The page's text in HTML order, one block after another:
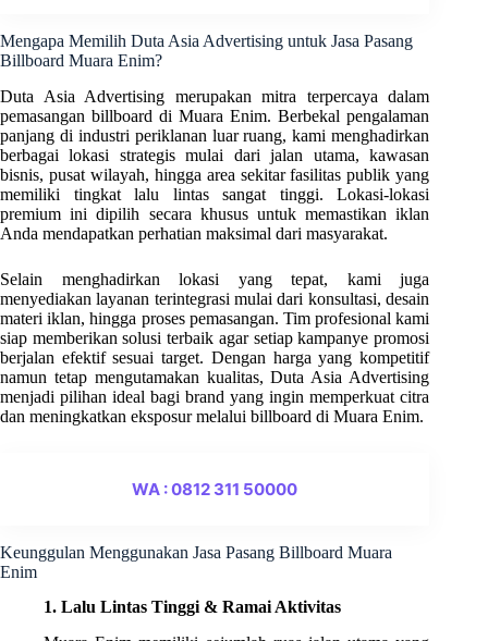
Mengapa Memilih Duta Asia Advertising untuk Jasa Pasang
Billboard Muara Enim?
Duta Asia Advertising merupakan mitra terpercaya dalam
pemasangan billboard di Muara Enim. Berbekal pengalaman
panjang di industri periklanan luar ruang, kami menghadirkan
berbagai lokasi strategis mulai dari jalan utama, kawasan
bisnis, pusat wilayah, hingga area sekitar fasilitas publik yang
memiliki tingkat lalu lintas sangat tinggi. Lokasi-lokasi
premium ini dipilih secara khusus untuk memastikan iklan
Anda mendapatkan perhatian maksimal dari masyarakat.
Selain menghadirkan lokasi yang tepat, kami juga
menyediakan layanan terintegrasi mulai dari konsultasi, desain
materi iklan, hingga proses pemasangan. Tim profesional kami
siap memberikan solusi terbaik agar setiap kampanye promosi
berjalan efektif sesuai target. Dengan harga yang kompetitif
namun tetap mengutamakan kualitas, Duta Asia Advertising
menjadi pilihan ideal bagi brand yang ingin memperkuat citra
dan meningkatkan eksposur melalui billboard di Muara Enim.
WA : 0812 311 50000
Keunggulan Menggunakan Jasa Pasang Billboard Muara
Enim
1. Lalu Lintas Tinggi & Ramai Aktivitas